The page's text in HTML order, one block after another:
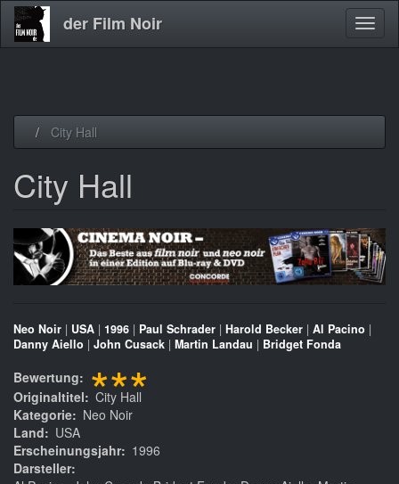
der Film Noir
City Hall
City Hall
Neo Noir | USA | 1996 | Paul Schrader | Harold Becker | Al Pacino |
Danny Aiello | John Cusack | Martin Landau | Bridget Fonda
Bewertung ***
Originaltitel
City Hall
Kategorie
Neo Noir
Land
USA
Erscheinungsjahr
1996
Darsteller